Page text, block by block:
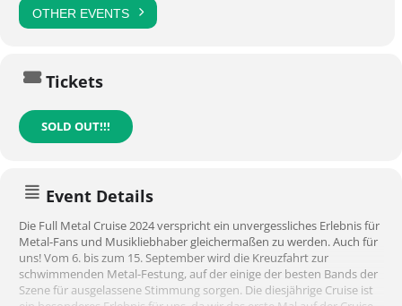
OTHER EVENTS
Tickets
SOLD OUT!!!
Event Details
Die Full Metal Cruise 2024 verspricht ein unvergessliches Erlebnis für
Metal-Fans und Musikliebhaber gleichermaßen zu werden. Auch für
uns! Vom 6. bis zum 15. September wird die Kreuzfahrt zur
schwimmenden Metal-Festung, auf der einige der besten Bands der
Szene für ausgelassene Stimmung sorgen. Die diesjährige Cruise ist